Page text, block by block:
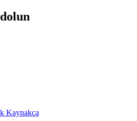
Kaynakça